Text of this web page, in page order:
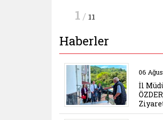
1 / 11
Haberler
06
İl